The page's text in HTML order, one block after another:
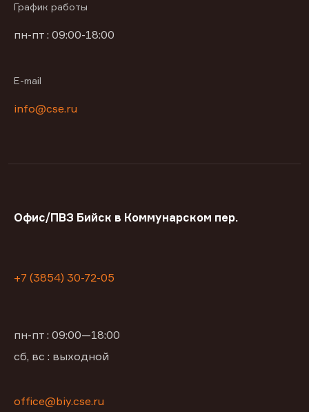
График работы
пн-пт : 09:00-18:00
E-mail
info@cse.ru
Офис/ПВЗ Бийск в Коммунарском пер.
+7 (3854) 30-72-05
пн-пт : 09:00—18:00
сб, вс : выходной
office@biy.cse.ru